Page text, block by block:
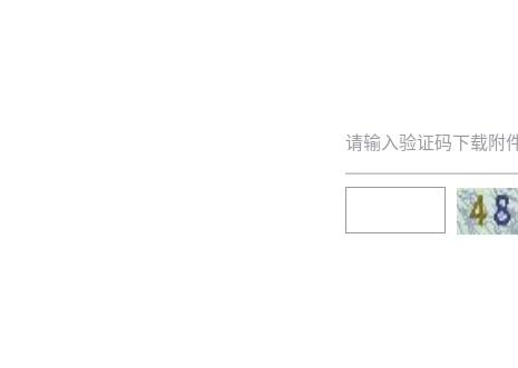
请输入验证码下载附